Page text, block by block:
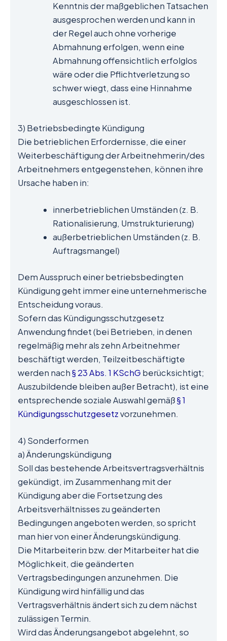
Kenntnis der maßgeblichen Tatsachen
ausgesprochen werden und kann in
der Regel auch ohne vorherige
Abmahnung erfolgen, wenn eine
Abmahnung offensichtlich erfolglos
wäre oder die Pflichtverletzung so
schwer wiegt, dass eine Hinnahme
ausgeschlossen ist.
3) Betriebsbedingte Kündigung
Die betrieblichen Erfordernisse, die einer
Weiterbeschäftigung der Arbeitnehmerin/des
Arbeitnehmers entgegenstehen, können ihre
Ursache haben in:
innerbetrieblichen Umständen (z. B.
Rationalisierung, Umstrukturierung)
außerbetrieblichen Umständen (z. B.
Auftragsmangel)
Dem Ausspruch einer betriebsbedingten
Kündigung geht immer eine unternehmerische
Entscheidung voraus.
Sofern das Kündigungsschutzgesetz
Anwendung findet (bei Betrieben, in denen
regelmäßig mehr als zehn Arbeitnehmer
beschäftigt werden, Teilzeitbeschäftigte
werden nach§ 23 Abs. 1 KSchG berücksichtigt;
Auszubildende bleiben außer Betracht), ist eine
entsprechende soziale Auswahl gemäß§ 1
Kündigungsschutzgesetzvorzunehmen.
4) Sonderformen
a) Änderungskündigung
Soll das bestehende Arbeitsvertragsverhältnis
gekündigt, im Zusammenhang mit der
Kündigung aber die Fortsetzung des
Arbeitsverhältnisses zu geänderten
Bedingungen angeboten werden, so spricht
man hier von einer Änderungskündigung.
Die Mitarbeiterin bzw. der Mitarbeiter hat die
Möglichkeit, die geänderten
Vertragsbedingungen anzunehmen. Die
Kündigung wird hinfällig und das
Vertragsverhältnis ändert sich zu dem nächst
zulässigen Termin.
Wird das Änderungsangebot abgelehnt, so